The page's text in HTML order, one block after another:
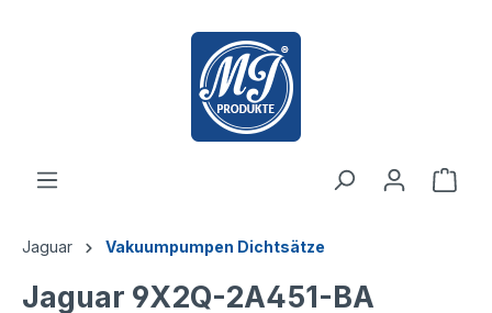
Jaguar Vakuumpumpen Dichtsätze
Jaguar 9X2Q-2A451-BA